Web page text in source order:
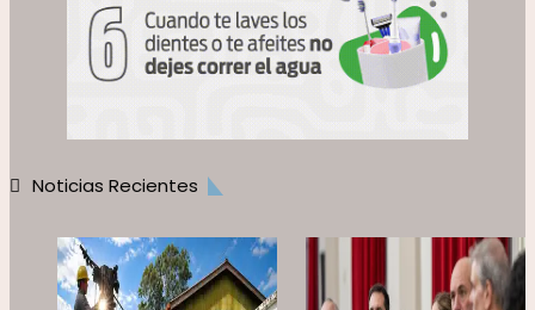
Noticias Recientes